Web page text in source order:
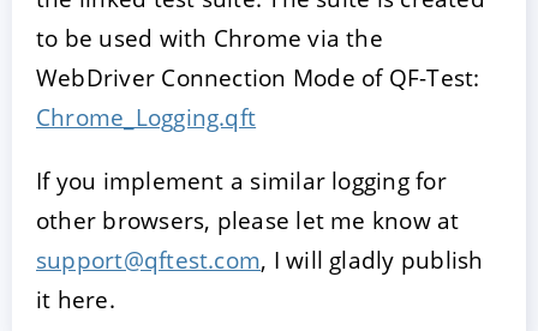
to be used with Chrome via the
WebDriver Connection Mode of QF-Test:
Chrome_Logging.qft
If you implement a similar logging for
other browsers, please let me know at
support@qftest.com, I will gladly publish
it here.
Mentions légales|Protection des données